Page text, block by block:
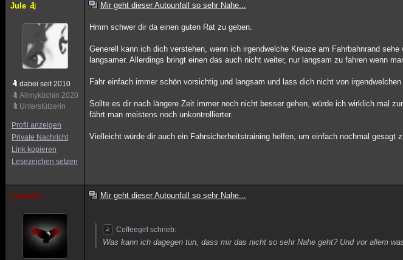
Jule
dabei seit 2010
Allmyköchin 2020
Unterstützerin
Profil anzeigen
Private Nachricht
Link kopieren
Lesezeichen setzen
Mir geht dieser Autounfall so sehr Nahe...
Hmm schwer dir da einen guten Rat zu geben.
Generell kann ich dich verstehen, wenn ich irgendwelche Kreuze am Fahrbahnrand
langsamer. Allerdings bringt einen das auch nicht weiter, nur langsam zu fahren wenn
Fahr einfach immer schön vorsichtig und langsam und lass dich nicht von
Sollte es dir nach längere Zeit immer noch nicht besser gehen, würde ich wirklich mal
fährt man meistens noch unkontrollierter.
Vielleicht würde dir auch ein Fahrsicherheitstraining helfen, um einfach nochmal gesagt
martialis Mir geht dieser Autounfall so sehr Nahe...
Coffeegirl schrieb:
Was kann ich dagegen tun, dass mir das nicht so sehr Nahe geht? Und vor allem